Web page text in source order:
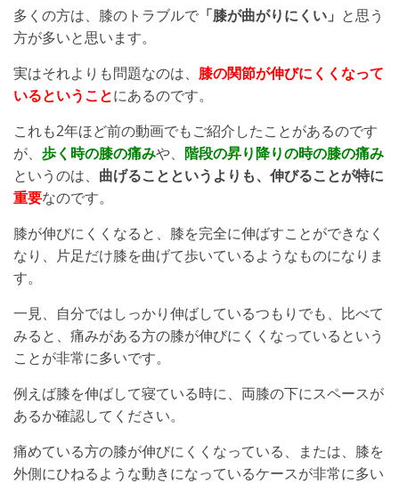
多くの方は、膝のトラブルで 「膝が曲がりにくい」 と思う
方が多いと思います。
実はそれよりも問題なのは、 膝の関節が伸びにくくなって
いるということにあるのです。
これも2年ほど前の動画でもご紹介したことがあるのです
が、 歩く時の膝の痛みや、 階段の昇り降りの時の膝の痛み
というのは、 曲げることというよりも、伸びることが特に
重要なのです。
膝が伸びにくくなると、膝を完全に伸ばすことができなく
なり、片足だけ膝を曲げて歩いているようなものになりま
す。
一見、自分ではしっかり伸ばしているつもりでも、比べて
みると、痛みがある方の膝が伸びにくくなっているという
ことが非常に多いです。
例えば膝を伸ばして寝ている時に、両膝の下にスペースが
あるか確認してください。
痛めている方の膝が伸びにくくなっている、または、膝を
外側にひねるような動きになっているケースが非常に多い